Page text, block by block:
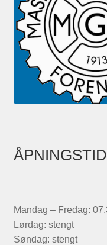
Mandag – Fredag:
Lørdag: stengt
Søndag: stengt